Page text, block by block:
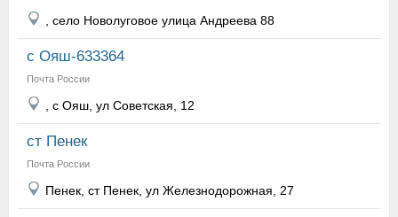
, село Новолуговое улица Андреева 88
с Ояш-633364
Почта России
, с Ояш, ул Советская, 12
ст Пенек
Почта России
Пенек, ст Пенек, ул Железнодорожная, 27